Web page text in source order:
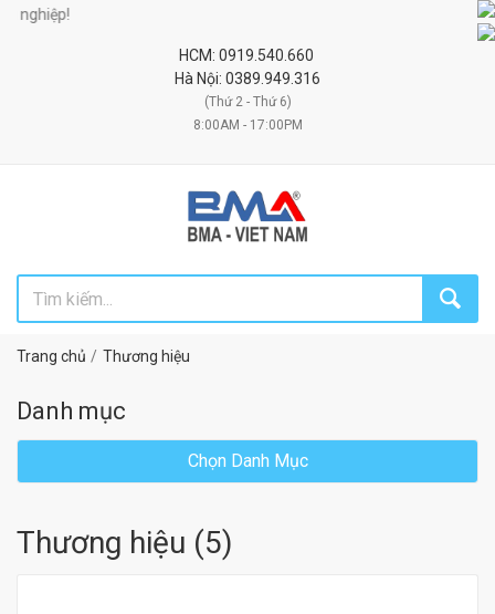
HCM: 0919.540.660
Hà Nội: 0389.949.316
(Thứ 2 - Thứ 6)
8:00AM - 17:00PM
Trang chủ Thương hiệu
Danh mục
Chọn Danh Mục
Thương hiệu (5)